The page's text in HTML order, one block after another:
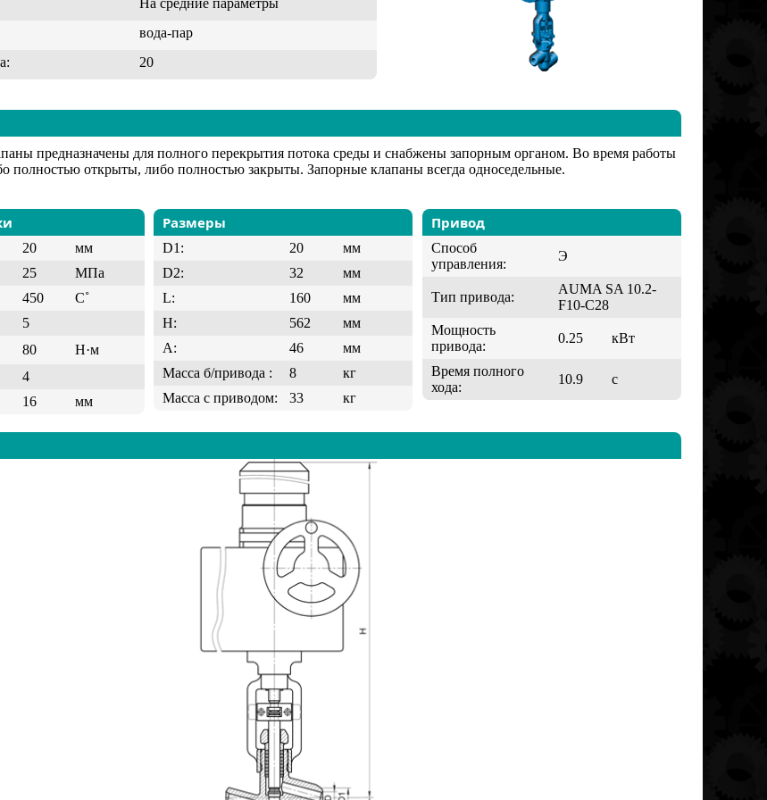
На средние параметры
вода-пар
20
предназначены для полного перекрытия потока среды и снабжены запорным органом. Во время работы
полностью открыты, либо полностью закрыты. Запорные клапаны всегда односедельные.
20
мм
25
МПа
450
C˚
5
80
Н·м
4
16 мм
Размеры
D1: 20
мм
D2:
32
мм
L:
160
мм
H:
562
мм
A:
46
мм
Масса б/привода :
8
кг
Масса с приводом:
33 кг
Привод
Способ
управления:
Э
Тип привода:
AUMA SA 10.2-
F10-C28
Мощность
привода:
0.25 кВт
Время полного
хода:
10.9 с